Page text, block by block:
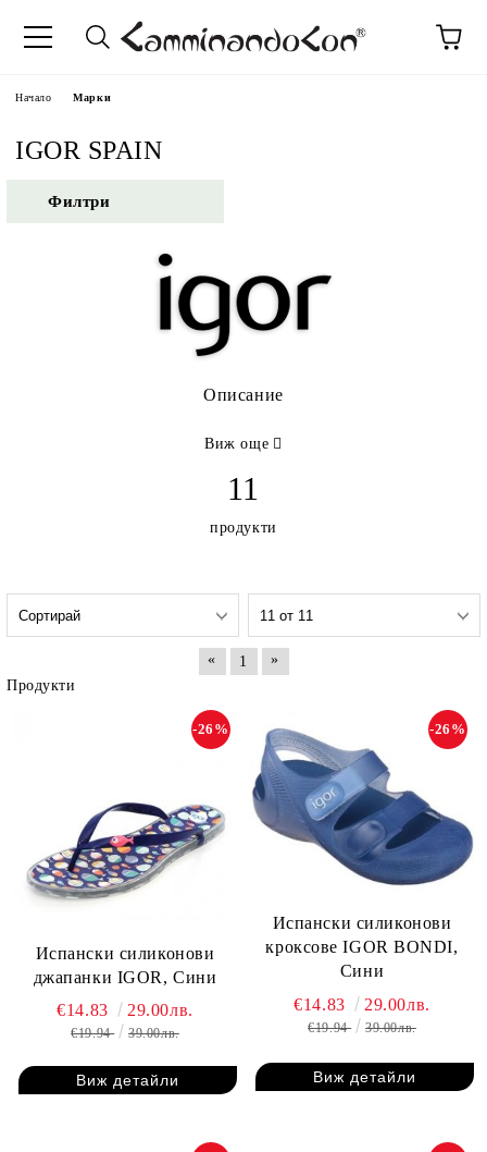
Начало Марки
IGOR SPAIN
Филтри
Описание
Виж още
11
продукти
« 1
»
Продукти
Испански силиконови
джапанки IGOR, Сини
-26%
€14.83 29.00лв.
€19.94 39.00лв.
Виж детайли
Испански силиконови
кроксове IGOR BONDI,
Сини
-26%
€14.83 29.00лв.
€19.94 39.00лв.
Виж детайли